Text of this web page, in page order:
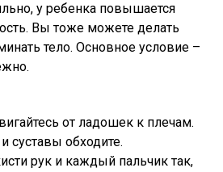
у ребенка повышается
Вы тоже можете делать
тело. Основное условие –
от ладошек к плечам.
суставы обходите.
рук и каждый пальчик так,